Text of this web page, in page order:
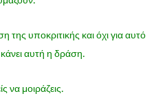
της υποκριτικής και όχι για αυτό
αυτή η δράση.
να μοιράζεις.